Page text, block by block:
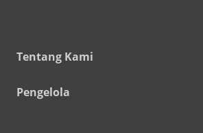
Tentang Kami
Pengelola